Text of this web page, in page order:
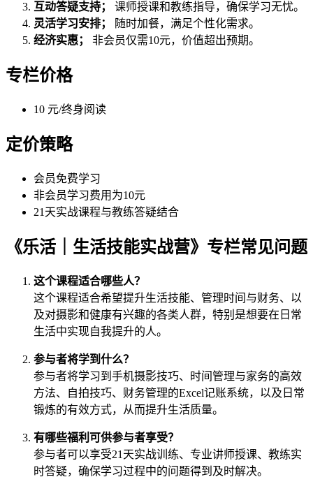
互动答疑支持；
课师授课和教练指导，确保学习无忧。
灵活学习安排；
随时加餐，满足个性化需求。
经济实惠；
非会员仅需10元，价值超出预期。
专栏价格
10 元/终身阅读
定价策略
会员免费学习
非会员学习费用为10元
21天实战课程与教练答疑结合
《乐活｜生活技能实战营》专栏常见问题
这个课程适合哪些人？
这个课程适合希望提升生活技能、管理时间与财务、以
及对摄影和健康有兴趣的各类人群，特别是想要在日常
生活中实现自我提升的人。
参与者将学到什么？
参与者将学习到手机摄影技巧、时间管理与家务的高效
方法、自拍技巧、财务管理的Excel记账系统，以及日常
锻炼的有效方式，从而提升生活质量。
有哪些福利可供参与者享受？
参与者可以享受21天实战训练、专业讲师授课、教练实
时答疑，确保学习过程中的问题得到及时解决。